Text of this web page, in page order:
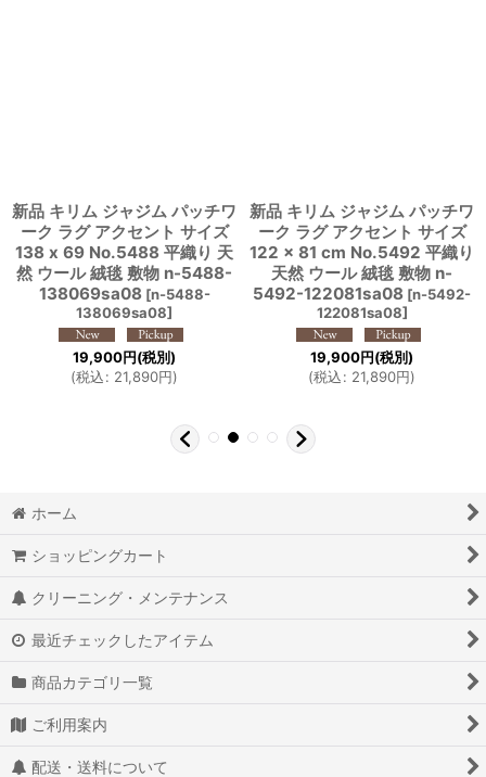
新品 キリム ジャジム パッチワ
ーク ラグ アクセント サイズ
138 x 69 No.5488 平織り 天
然 ウール 絨毯 敷物 n-5488-
138069sa08 [n-5488-
138069sa08]
19,900円(税別)
(税込: 21,890円)
新品 キリム ジャジム パッチワ
ーク ラグ アクセント サイズ
122 × 81 cm No.5492 平織り
天然 ウール 絨毯 敷物 n-
5492-122081sa08 [n-5492-
122081sa08]
19,900円(税別)
(税込: 21,890円)
ホーム
ショッピングカート
クリーニング・メンテナンス
最近チェックしたアイテム
商品カテゴリ一覧
ご利用案内
配送・送料について